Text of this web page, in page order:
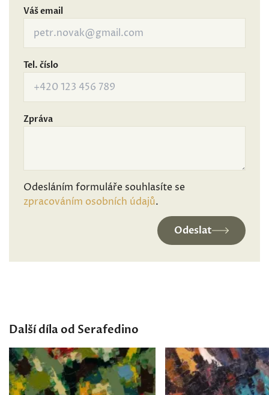
Váš email
Tel. číslo
Zpráva
Odesláním formuláře souhlasíte se
zpracováním osobních údajů.
Odeslat
Další díla od Serafedino